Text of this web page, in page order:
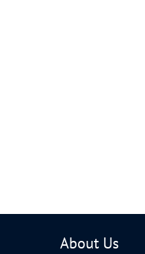
About Us